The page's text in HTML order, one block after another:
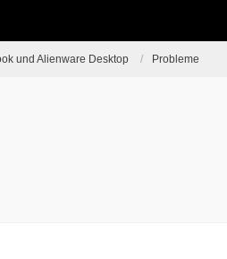
und Alienware Desktop Probleme